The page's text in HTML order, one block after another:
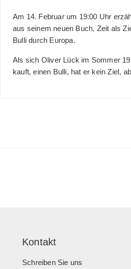
Am 14. Februar um 19:00 Uhr
aus seinem neuen Buch, Zeit als
Bulli durch Europa.
Als sich Oliver Lück im Sommer
kauft, einen Bulli, hat er kein Ziel,
Kontakt
Schreiben Sie uns